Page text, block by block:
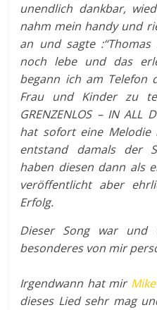
unendlich dankbar,
nahm mein handy und
an und sagte
noch lebe und das
begann ich am Telefon
Frau und Kinder zu
GRENZENLOS – IN ALL
hat sofort eine Melodie
entstand damals der
haben diesen dann als
veröffentlicht aber
Erfolg.
Dieser Song war und
besonderes von mir
Irgendwann hat mir
dieses Lied sehr mag